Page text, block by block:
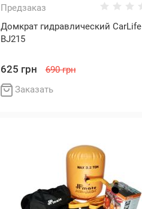
Предзаказ
Домкрат гидравлический CarLife
BJ215
625 грн
690 грн
Заказать